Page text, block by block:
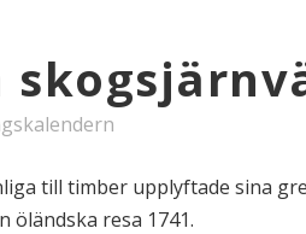
till timber upplyftade sina
öländska resa 1741.